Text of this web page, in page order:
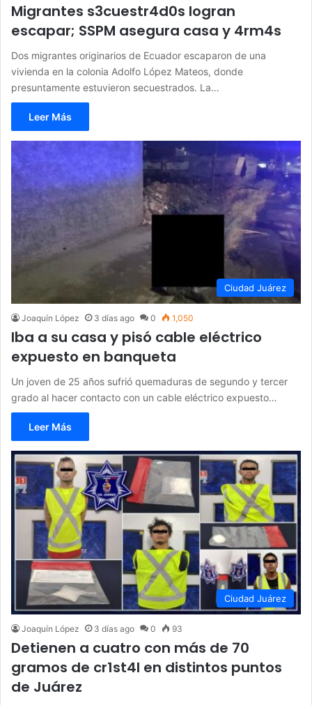
Migrantes s3cuestr4d0s logran
escapar; SSPM asegura casa y 4rm4s
Dos migrantes originarios de Ecuador escaparon de una
vivienda en la colonia Adolfo López Mateos, donde
presuntamente estuvieron secuestrados. La…
Leer Más
Ciudad Juárez
Joaquín López 3 días ago 0 1,050
Iba a su casa y pisó cable eléctrico
expuesto en banqueta
Un joven de 25 años sufrió quemaduras de segundo y tercer
grado al hacer contacto con un cable eléctrico expuesto…
Leer Más
Ciudad Juárez
Joaquín López 3 días ago 0 93
Detienen a cuatro con más de 70
gramos de cr1st4l en distintos puntos
de Juárez